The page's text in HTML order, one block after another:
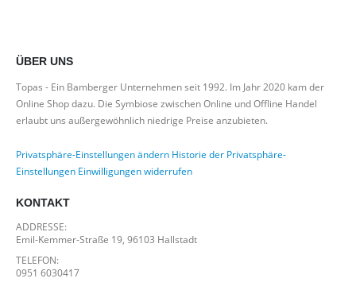
ÜBER UNS
Topas - Ein Bamberger Unternehmen seit 1992. Im Jahr 2020 kam der
Online Shop dazu. Die Symbiose zwischen Online und Offline Handel
erlaubt uns außergewöhnlich niedrige Preise anzubieten.
Privatsphäre-Einstellungen ändern Historie der Privatsphäre-
Einstellungen Einwilligungen widerrufen
KONTAKT
ADDRESSE:
Emil-Kemmer-Straße 19, 96103 Hallstadt
TELEFON:
0951 6030417